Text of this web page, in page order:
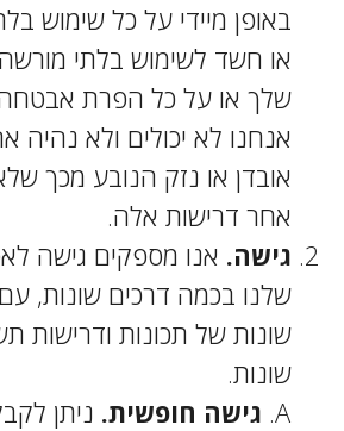
באופן מיידי על כל שימוש
או חשד לשימוש בלתי
שלך או על כל הפרת
אנחנו לא יכולים ולא נהיה
אובדן או נזק הנובע מכך
אחר דרישות אלה.
גישה. אנו מספקים גישה
שלנו בכמה דרכים שונות,
שונות של תכונות ודרישות
שונות.
גישה חופשית. ניתן